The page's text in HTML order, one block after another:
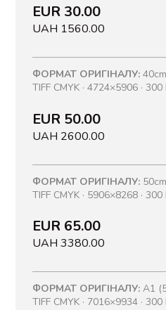
EUR 30.00
UAH 1560.00
ФОРМАТ ОРИГІНАЛУ:
TIFF CMYK · 4724×5906 · 300
EUR 50.00
UAH 2600.00
ФОРМАТ ОРИГІНАЛУ:
TIFF CMYK · 5906×8268 · 300
EUR 65.00
UAH 3380.00
ФОРМАТ ОРИГІНАЛУ: A1
TIFF CMYK · 7016×9934 · 300